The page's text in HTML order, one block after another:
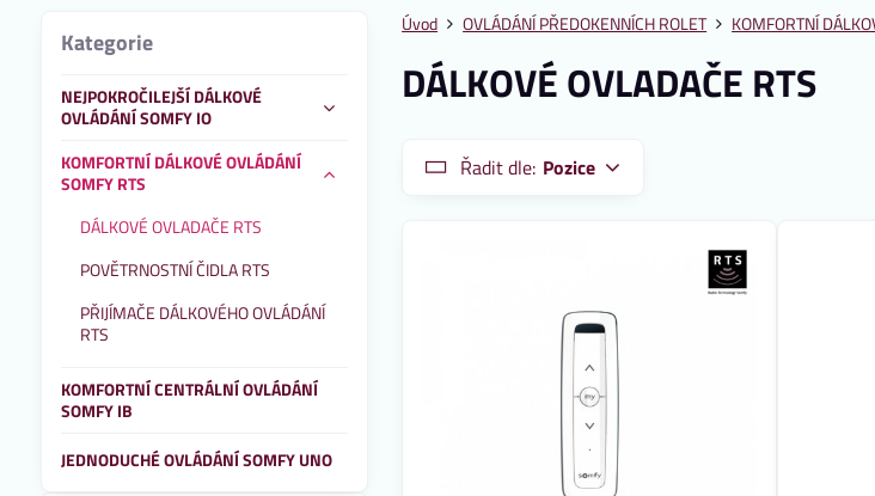
Úvod OVLÁDÁNÍ PŘEDOKENNÍCH ROLET KOMFORTNÍ
DÁLKOVÉ OVLADAČE RTS
Řadit dle: Pozice
Kategorie
NEJPOKROČILEJŠÍ DÁLKOVÉ
OVLÁDÁNÍ SOMFY IO
KOMFORTNÍ DÁLKOVÉ OVLÁDÁNÍ
SOMFY RTS
DÁLKOVÉ OVLADAČE RTS
POVĚTRNOSTNÍ ČIDLA RTS
PŘIJÍMAČE DÁLKOVÉHO OVLÁDÁNÍ
RTS
KOMFORTNÍ CENTRÁLNÍ OVLÁDÁNÍ
SOMFY IB
JEDNODUCHÉ OVLÁDÁNÍ SOMFY UNO